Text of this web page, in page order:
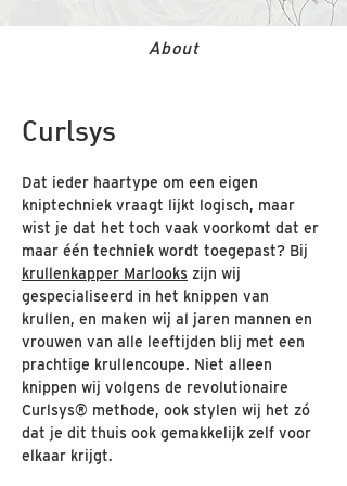
About
Curlsys
Dat ieder haartype om een eigen
kniptechniek vraagt lijkt logisch, maar
wist je dat het toch vaak voorkomt dat er
maar één techniek wordt toegepast? Bij
krullenkapper Marlooks zijn wij
gespecialiseerd in het knippen van
krullen, en maken wij al jaren mannen en
vrouwen van alle leeftijden blij met een
prachtige krullencoupe. Niet alleen
knippen wij volgens de revolutionaire
Curlsys® methode, ook stylen wij het zó
dat je dit thuis ook gemakkelijk zelf voor
elkaar krijgt.